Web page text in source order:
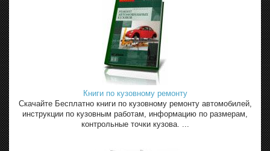
Книги по кузовному ремонту
Скачайте Бесплатно книги по кузовному ремонту автомобилей,
инструкции по кузовным работам, информацию по размерам,
контрольные точки кузова. ...